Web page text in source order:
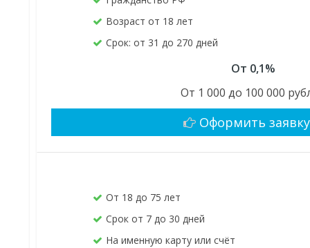
Возраст от 18 лет
Срок: от 31 до 270 дней
От 0,1%
От 1 000 до 100 000
Оформить заявку
От 18 до 75 лет
Срок от 7 до 30 дней
На именную карту или счёт